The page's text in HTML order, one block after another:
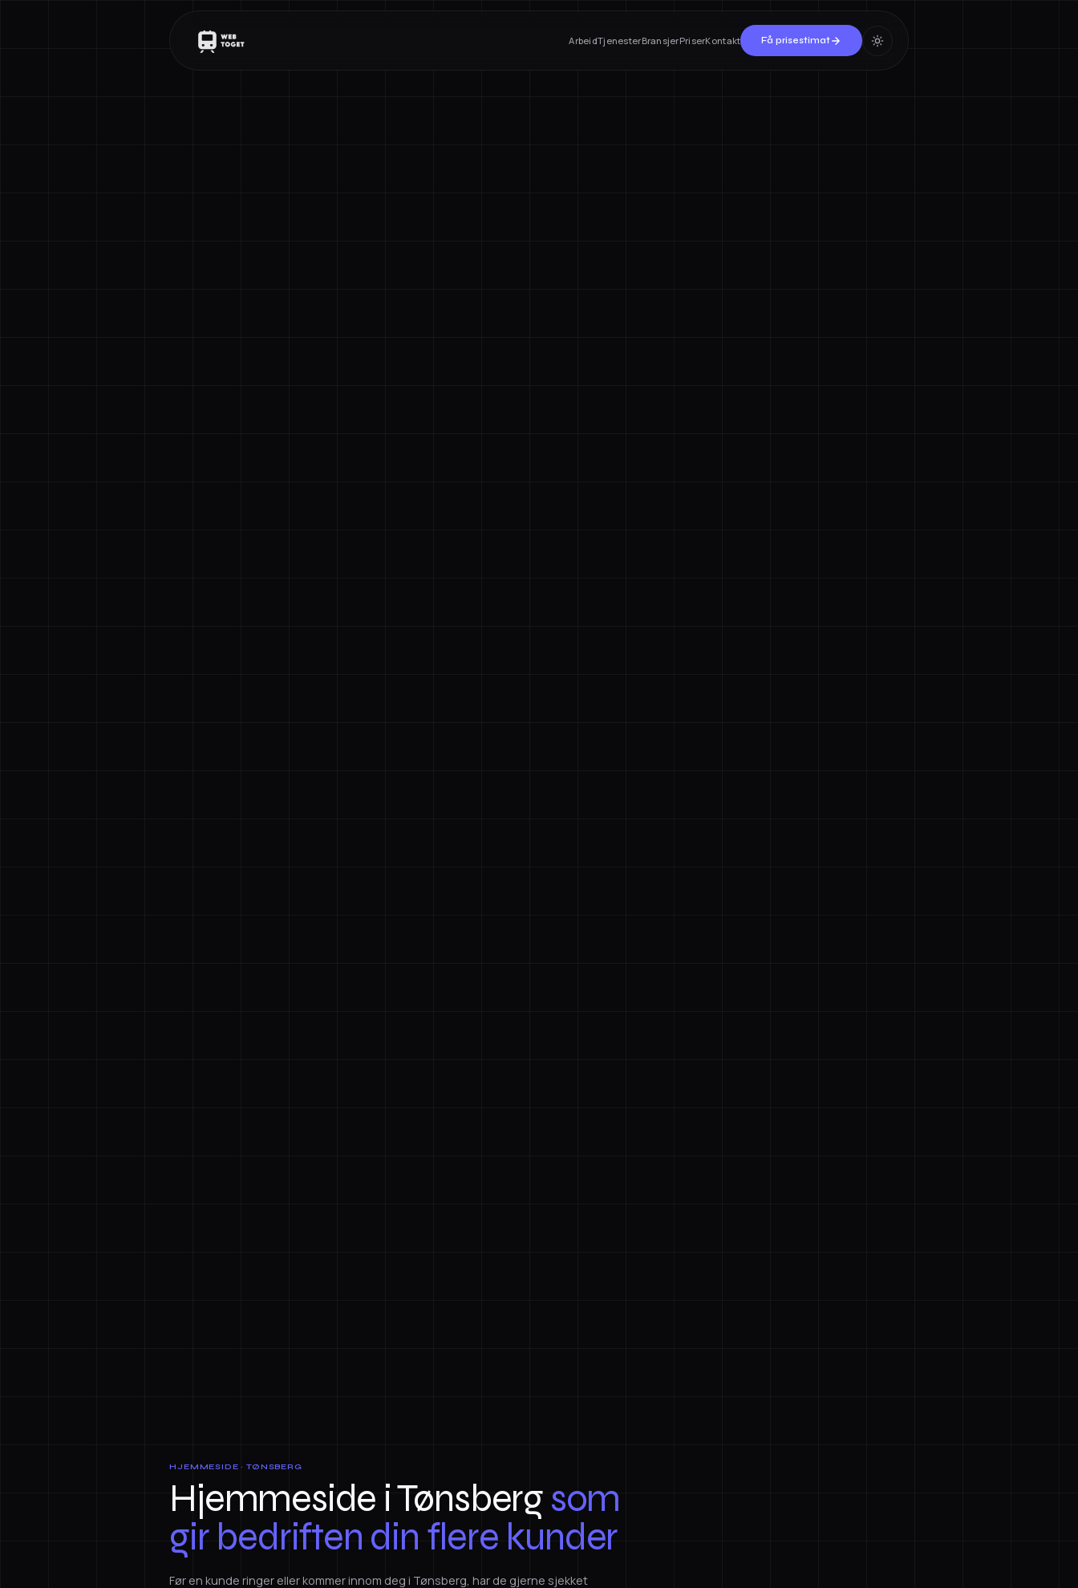
ArbeidTjenesterBransjerPriserKontakt Få prisestimat
HJEMMESIDE · TØNSBERG
Hjemmeside i Tønsbergsom
gir bedriften din flere kunder
Før en kunde ringer eller kommer innom deg i Tønsberg, har de gjerne sjekket